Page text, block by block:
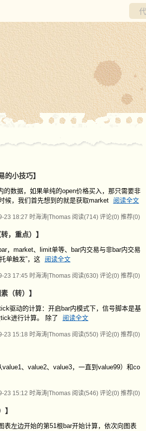
小技巧】
数据，如果单纯的open价格买入，那只需要非
候，我们首先想到的就是获取market
阅读全文
23 18:27 时海涛|Thomas 阅读(714) 评论(0) 推荐(0)
，重点）】
，market、limit单等、bar内交易与非bar内交易
单触发”，这
阅读全文
23 17:45 时海涛|Thomas 阅读(630) 评论(0) 推荐(0)
（转）】
驱动的计算：开启bar内模式下，信号脚本是基
进行计算。 除了
阅读全文
23 15:18 时海涛|Thomas 阅读(550) 评论(0) 推荐(0)
、value2、value3，一直到value99）和co
23 15:12 时海涛|Thomas 阅读(546) 评论(0) 推荐(0)
左边开始的第51根bar开始计算，依次向图表